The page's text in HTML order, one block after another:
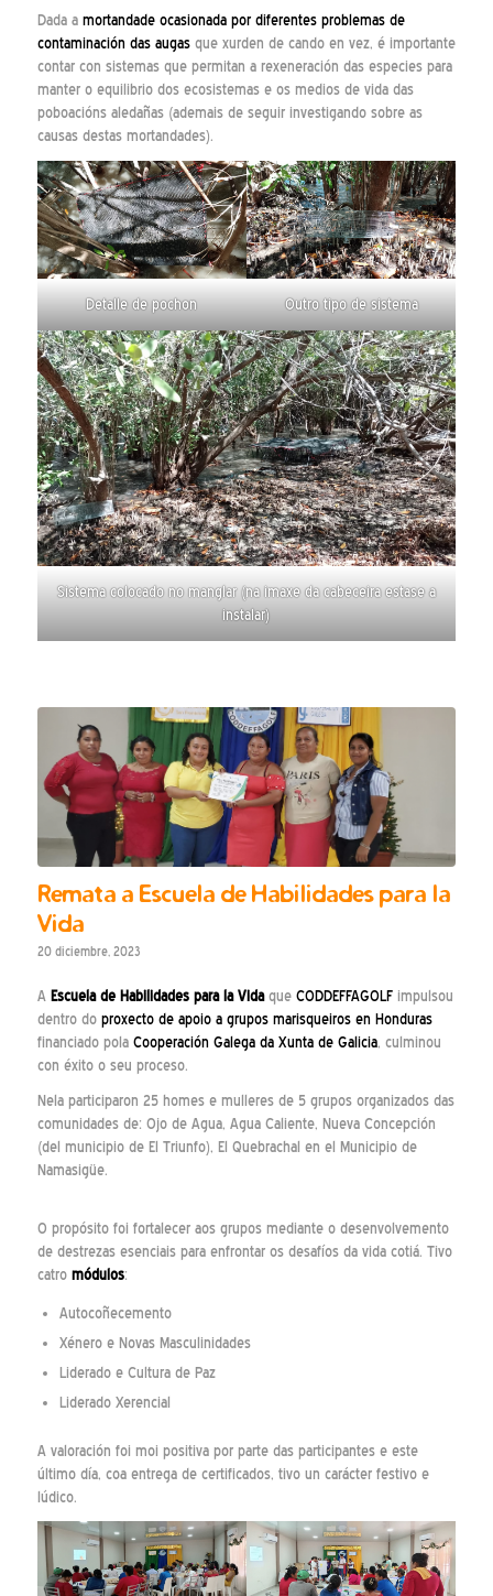
Dada a mortandade ocasionada por diferentes problemas de
contaminación das augasque xurden de cando en vez, é importante
contar con sistemas que permitan a rexeneración das especies para
manter o equilibrio dos ecosistemas e os medios de vida das
poboacións aledañas (ademais de seguir investigando sobre as
causas destas mortandades).
Detalle de pochon Outro tipo de sistema
Sistema colocado no manglar (na imaxe da cabeceira estase a
instalar)
Remata a Escuela de Habilidades para la
Vida
20 diciembre, 2023
A Escuela de Habilidades para la Vidaque CODDEFFAGOLFimpulsou
dentro do proxecto de apoio a grupos marisqueiros en Honduras
financiado pola Cooperación Galega da Xunta de Galicia, culminou
con éxito o seu proceso.
Nela participaron 25 homes e mulleres de 5 grupos organizados das
comunidades de: Ojo de Agua, Agua Caliente, Nueva Concepción
(del municipio de El Triunfo), El Quebrachal en el Municipio de
Namasigüe.
O propósito foi fortalecer aos grupos mediante o desenvolvemento
de destrezas esenciais para enfrontar os desafíos da vida cotiá. Tivo
catro módulos:
Autocoñecemento
Xénero e Novas Masculinidades
Liderado e Cultura de Paz
Liderado Xerencial
A valoración foi moi positiva por parte das participantes e este
último día, coa entrega de certificados, tivo un carácter festivo e
lúdico.